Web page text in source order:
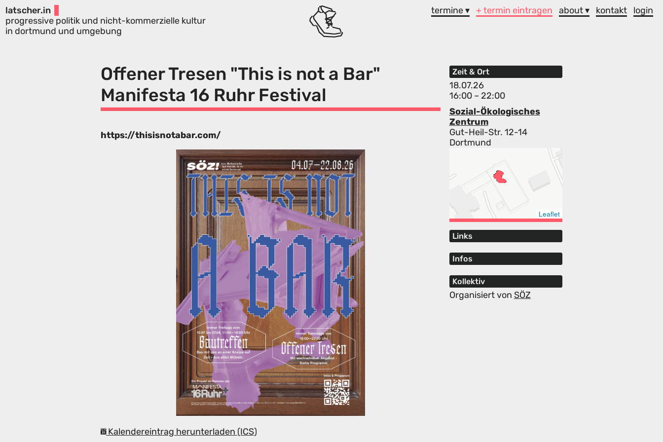
latscher.in
progressive politik und nicht-kommerzielle kultur
in dortmund und umgebung
termine ▾ + termin eintragen about ▾ kontakt login
Offener Tresen "This is not a Bar"
Manifesta 16 Ruhr Festival
Zeit & Ort
18.07.26
16:00 – 22:00
Sozial-Ökologisches
Zentrum
Gut-Heil-Str. 12-14
Dortmund
Leaflet
Links
Infos
Kollektiv
Organisiert von SÖZ
https://thisisnotabar.com/
Kalendereintrag herunterladen (ICS)